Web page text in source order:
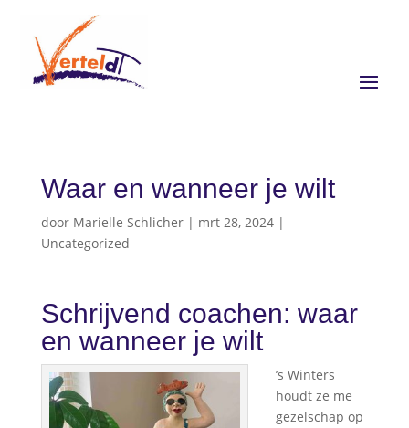
Waar en wanneer je wilt
door Marielle Schlicher| mrt 28, 2024|
Uncategorized
Schrijvend coachen: waar
en wanneer je wilt
’s Winters
houdt ze me
gezelschap op